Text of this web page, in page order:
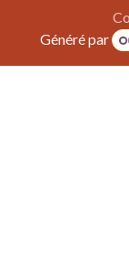
Généré par